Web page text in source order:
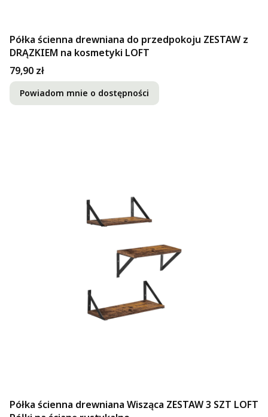
Półka ścienna drewniana do przedpokoju ZESTAW z
DRĄZKIEM na kosmetyki LOFT
Cena
79,90 zł
Powiadom mnie o dostępności
Półka ścienna drewniana Wisząca ZESTAW 3 SZT LOFT